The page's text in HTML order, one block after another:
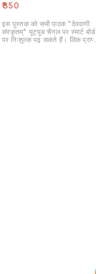
₹350
इस पुस्तक को सभी पाठक "देववाणी
संस्कृतम्" यूट्यूब चैनल पर स्मार्ट बोर्ड
पर निःशुल्क पढ़ सकते हैं। लिंक प्राप्त